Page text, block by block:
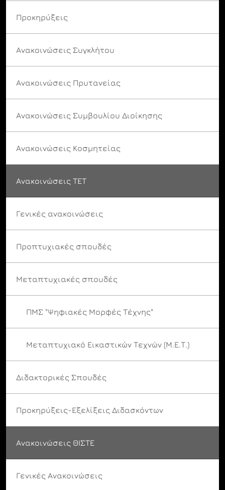
Προκηρύξεις
Ανακοινώσεις Συγκλήτου
Ανακοινώσεις Πρυτανείας
Ανακοινώσεις Συμβουλίου Διοίκησης
Ανακοινώσεις Κοσμητείας
Ανακοινώσεις ΤΕΤ
Γενικές ανακοινώσεις
Προπτυχιακές σπουδές
Μεταπτυχιακές σπουδές
ΠΜΣ "Ψηφιακές Μορφές Τέχνης"
Μεταπτυχιακό Εικαστικών Τεχνών (Μ.Ε.Τ.)
Διδακτορικές Σπουδές
Προκηρύξεις-Εξελίξεις Διδασκόντων
Ανακοινώσεις ΘΙΣΤΕ
Γενικές Ανακοινώσεις